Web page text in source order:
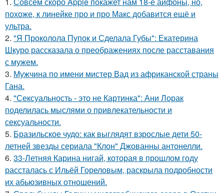
похоже, к линейке про и про Макс добавится ещё и
ультра.
2. "Я Проколола Пупок и Сделала Губы": Екатерина
Шкуро рассказала о преображениях после расставания
с мужем.
3. Мужчина по имени мистер Вад из африканской страны
Гана.
4. "Сексуальность - это не Картинка": Ани Лорак
поделилась мыслями о привлекательности и
сексуальности.
5. Бразильское чудо: как выглядят взрослые дети 50-
летней звезды сериала "Клон" Джованны антонелли.
6. 33-Летняя Карина нигай, которая в прошлом году
рассталась с Ильёй Гореловым, раскрыла подробности
их абьюзивных отношений.